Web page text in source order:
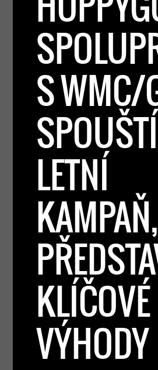
S WMC/
SPOUŠTÍ
LETNÍ
KAMPAŇ,
KLÍČOVÉ
VÝHODY